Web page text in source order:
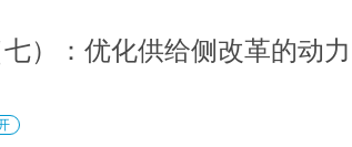
）：优化供给侧改革的动力